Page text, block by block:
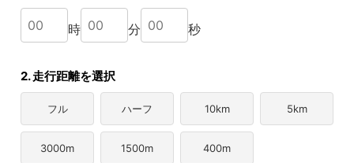
時 分 秒
2. 走行距離を選択
フル ハーフ 10km 5km
3000m 1500m 400m